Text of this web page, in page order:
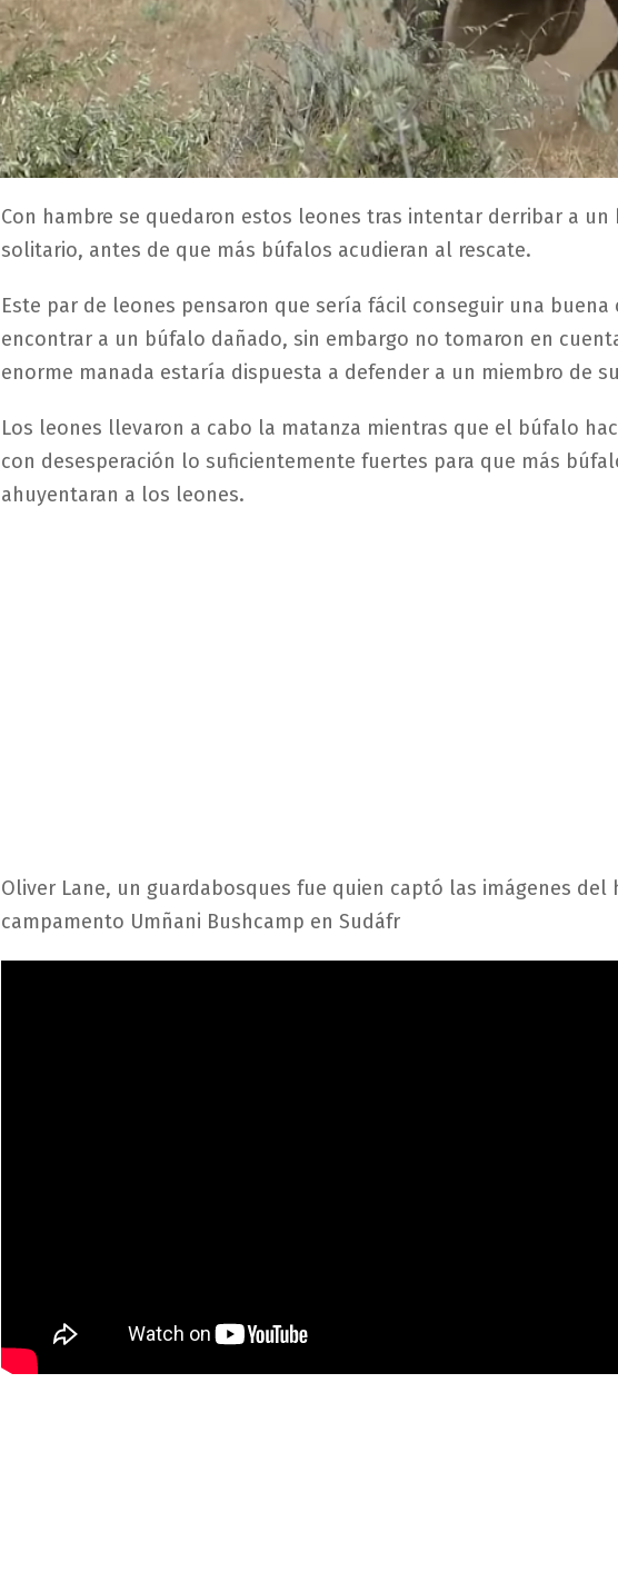
Con hambre se quedaron estos leones tras intentar derribar a un
solitario, antes de que más búfalos acudieran al rescate.
Este par de leones pensaron que sería fácil conseguir una buena
encontrar a un búfalo dañado, sin embargo no tomaron en
enorme manada estaría dispuesta a defender a un miembro de
Los leones llevaron a cabo la matanza mientras que el búfalo
con desesperación lo suficientemente fuertes para que más
ahuyentaran a los leones.
Oliver Lane, un guardabosques fue quien captó las imágenes del
campamento Umñani Bushcamp en Sudáfr